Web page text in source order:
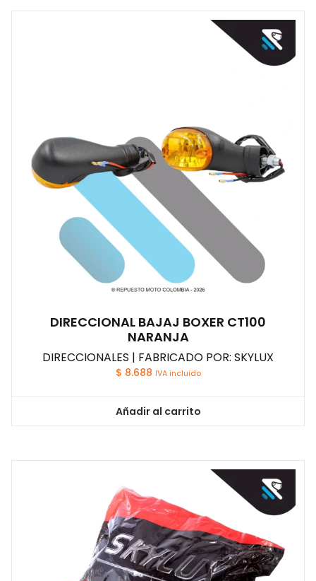
DIRECCIONAL BAJAJ BOXER CT100
NARANJA
DIRECCIONALES | FABRICADO POR: SKYLUX
$ 8.688 IVA incluido
Añadir al carrito